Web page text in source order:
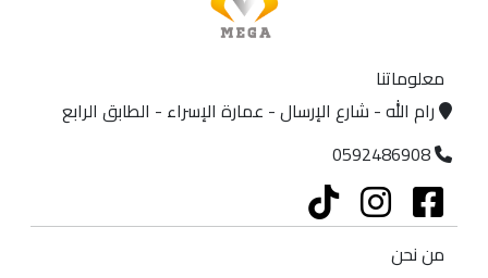
معلوماتنا
رام الله - شارع الإرسال - عمارة الإسراء - الطابق الرابع
0592486908
من نحن